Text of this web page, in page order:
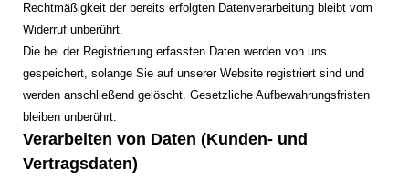
Rechtmäßigkeit der bereits erfolgten Datenverarbeitung bleibt vom
Widerruf unberührt.
Die bei der Registrierung erfassten Daten werden von uns
gespeichert, solange Sie auf unserer Website registriert sind und
werden anschließend gelöscht. Gesetzliche Aufbewahrungsfristen
bleiben unberührt.
Verarbeiten von Daten (Kunden- und
Vertragsdaten)